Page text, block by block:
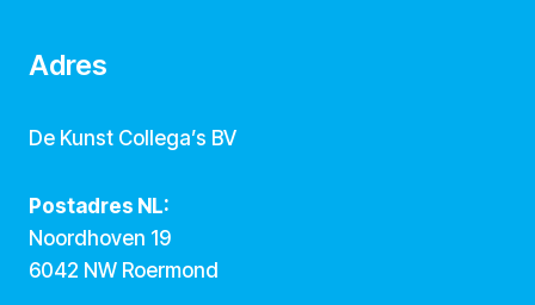
Adres
De Kunst Collega’s BV
Postadres NL:
Noordhoven 19
6042 NW Roermond